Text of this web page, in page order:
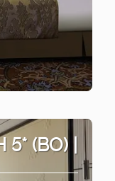
5* (BO) |